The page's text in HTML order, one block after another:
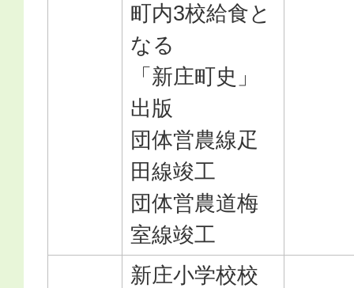
町内3校給食と
なる
「新庄町史」
出版
団体営農線疋
田線竣工
団体営農道梅
室線竣工
新庄小学校校